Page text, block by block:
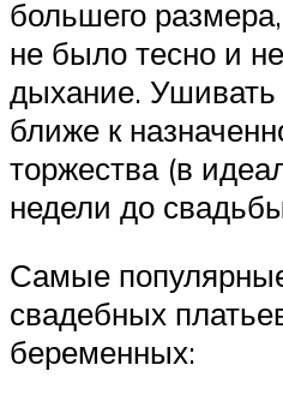
большего
не было тесно и
дыхание. Ушивать
ближе к
торжества (в
недели до
Самые
свадебных
беременных: